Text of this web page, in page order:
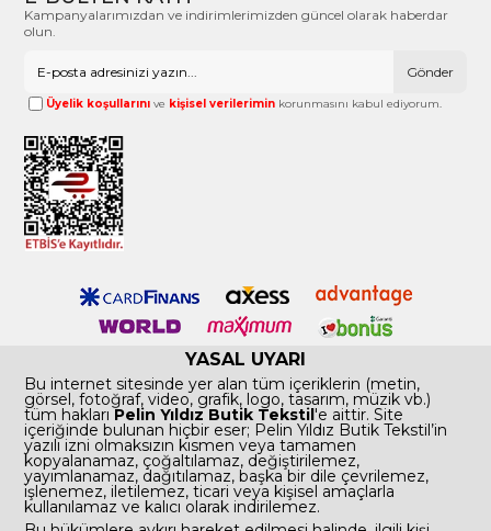
Kampanyalarımızdan ve indirimlerimizden güncel olarak haberdar
olun.
Gönder
Üyelik koşullarını ve kişisel verilerimin korunmasını kabul ediyorum.
YASAL UYARI
Bu internet sitesinde yer alan tüm içeriklerin (metin,
görsel, fotoğraf, video, grafik, logo, tasarım, müzik vb.)
tüm haklarıPelin Yıldız Butik Tekstil'e aittir. Site
içeriğinde bulunan hiçbir eser; Pelin Yıldız Butik Tekstil’in
yazılı izni olmaksızın kısmen veya tamamen
kopyalanamaz, çoğaltılamaz, değiştirilemez,
yayımlanamaz, dağıtılamaz, başka bir dile çevrilemez,
işlenemez, iletilemez, ticari veya kişisel amaçlarla
kullanılamaz ve kalıcı olarak indirilemez.